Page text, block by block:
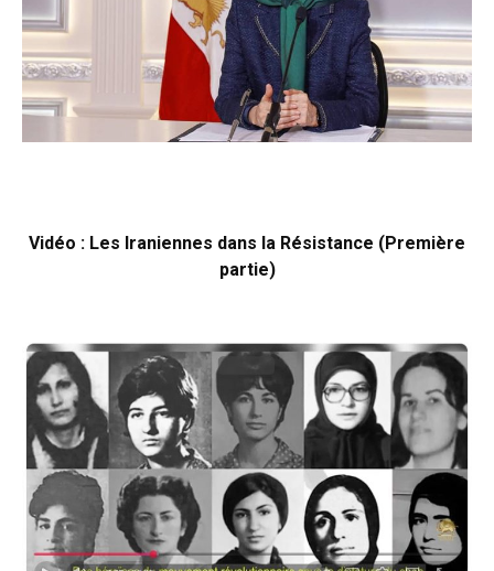
Vidéo : Les Iraniennes dans la Résistance (Première
partie)